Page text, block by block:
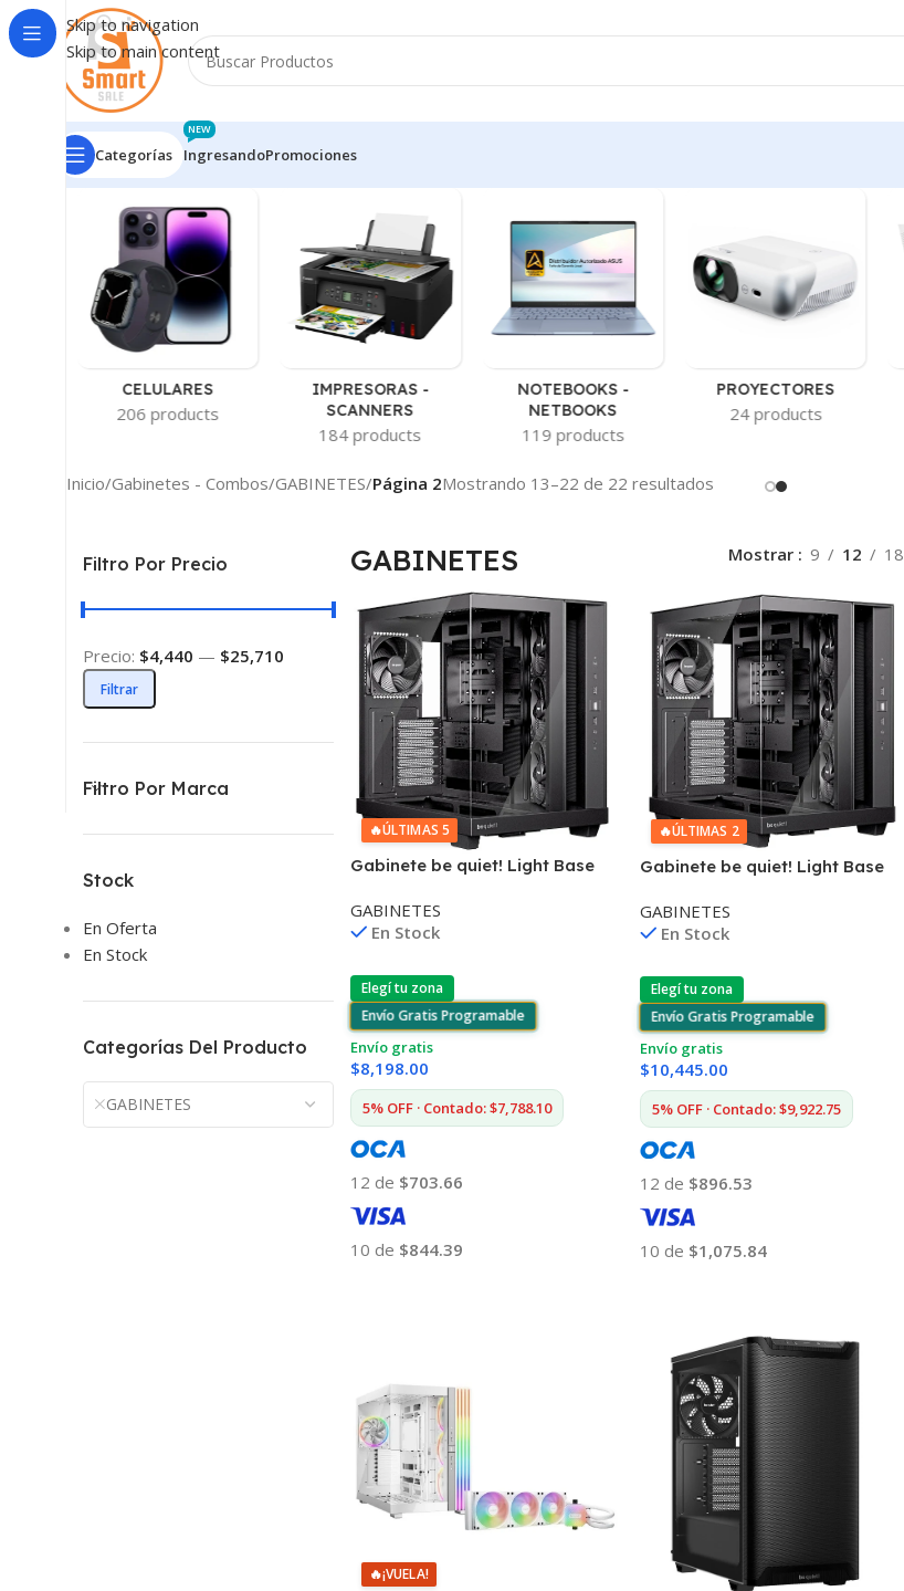
Skip to navigation
Skip to main content
Categorías Ingresando
NEW
Promociones
CELULARES
206 products
IMPRESORAS -
SCANNERS
184 products
NOTEBOOKS -
NETBOOKS
119 products
PROYECTORES
24 products
Inicio/Gabinetes - Combos/GABINETES/Página 2Mostrando 13–22 de 22 resultados
Filtro Por Precio
Filtrar
Precio: $4,440 — $25,710
Filtro Por Marca
Stock
En Oferta
En Stock
Categorías Del Producto
GABINETES
GABINETES Mostrar 9 12 18
🔥ÚLTIMAS 5
Gabinete be quiet! Light Base
GABINETES
En Stock
Elegí tu zona
Envío Gratis Programable
Envío gratis
$8,198.00
5% OFF · Contado: $7,788.10
12 de $703.66
10 de $844.39
🔥ÚLTIMAS 2
Gabinete be quiet! Light Base
GABINETES
En Stock
Elegí tu zona
Envío Gratis Programable
Envío gratis
$10,445.00
5% OFF · Contado: $9,922.75
12 de $896.53
10 de $1,075.84
🔥¡VUELA!